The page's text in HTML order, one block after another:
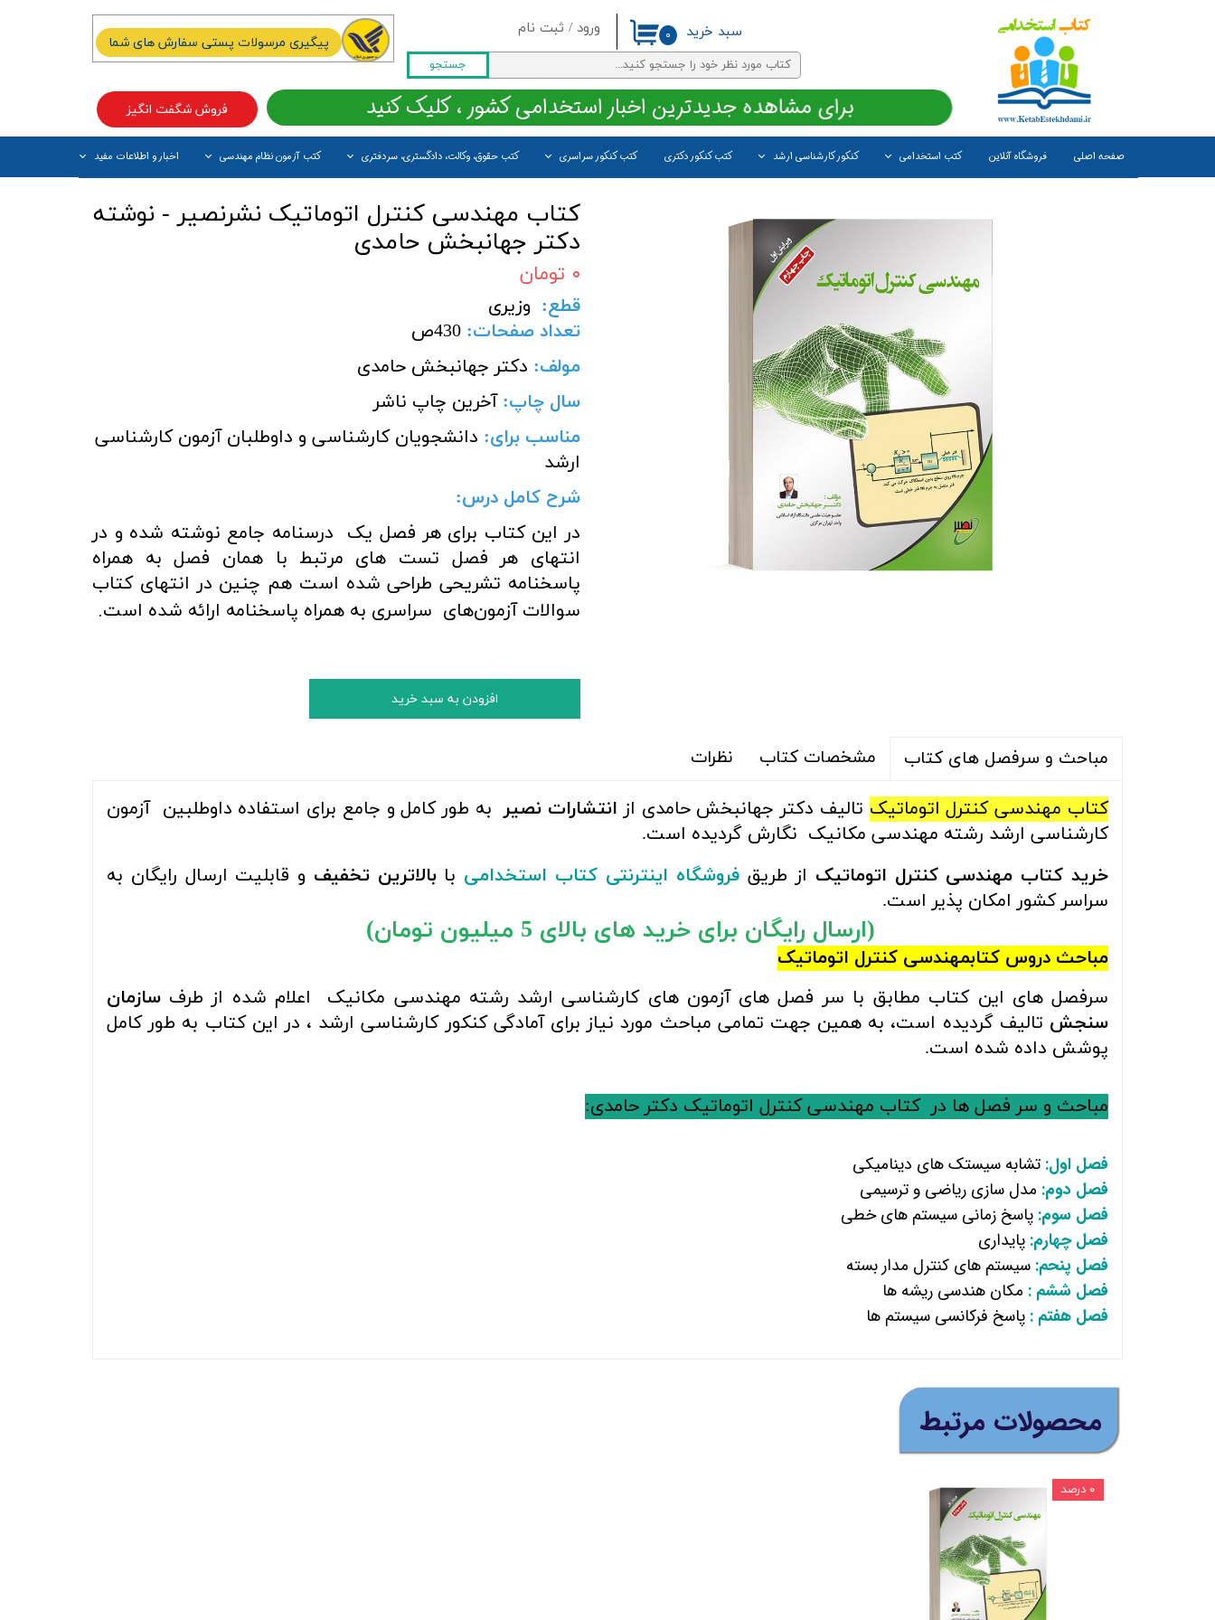
ورود / ثبت نام
حساب کاربری من
تغییر گذر واژه
سفارشات
خروج از حساب کاربری
جستجو
صفحه اصلی فروشگاه آنلاین کتب استخدامی کنکور کارشناسی ارشد کتب کنکور دکتری کتب کنکور سراسری کتب حقوق، وکالت، دادگستری، سردفتری کتب آزمون نظام مهندسی اخبار و اطلاعات مفید
۰ سبد خرید
فروش شگفت انگیز برای مشاهده جدیدترین اخبار استخدامی کشور ، کلیک کنید
پیگیری مرسولات پستی سفارش های شما
کتاب مهندسی کنترل اتوماتیک نشرنصیر - نوشته
دکتر جهانبخش حامدی
۰ تومان
قطع: وزیری
تعداد صفحات:
430ص
مولف: دکتر جهانبخش حامدی
سال چاپ: آخرین چاپ ناشر
مناسب برای: دانشجویان کارشناسی و داوطلبان آزمون کارشناسی
ارشد
شرح کامل درس:
در این کتاب برای هر فصل یک درسنامه جامع نوشته شده و در
انتهای هر فصل تست های مرتبط با همان فصل به همراه
پاسخنامه تشریحی طراحی شده است هم چنین در انتهای کتاب
سوالات آزمون‌های سراسری به همراه پاسخنامه ارائه شده است.
افزودن به سبد خرید
مباحث و سرفصل های کتاب مشخصات کتاب نظرات
کتاب مهندسی کنترل اتوماتیک تالیف دکتر جهانبخش حامدی از انتشارات نصیر به طور کامل و جامع برای استفاده داوطلبین آزمون
کارشناسی ارشد رشته مهندسی مکانیک نگارش گردیده است.
خرید کتاب مهندسی کنترل اتوماتیک از طریقفروشگاه اینترنتی کتاب استخدامی بابالاترین تخفیف و قابلیت ارسال رایگان به
سراسر کشور امکان پذیر است.
(ارسال رایگان برای خرید های بالای 5 میلیون تومان)
مباحث دروس کتابمهندسی کنترل اتوماتیک
سرفصل های این کتاب مطابق با سر فصل های آزمون های کارشناسی ارشد رشته مهندسی مکانیک اعلام شده از طرف سازمان
سنجش تالیف گردیده است، به همین جهت تمامی مباحث مورد نیاز برای آمادگی کنکور کارشناسی ارشد ، در این کتاب به طور کامل
پوشش داده شده است.
مباحث و سر فصل ها در کتاب‌ مهندسی کنترل اتوماتیک دکتر حامدی:
فصل اول: تشابه سیستک های دینامیکی
فصل دوم: مدل سازی ریاضی و ترسیمی
فصل سوم: پاسخ زمانی سیستم های خطی
فصل چهارم: پایداری
فصل پنحم: سیستم های کنترل مدار بسته
فصل ششم : مکان هندسی ریشه ها
فصل هفتم : پاسخ فرکانسی سیستم ها
​محصولات مرتبط
۰ درصد